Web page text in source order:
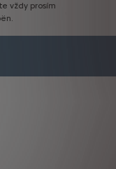
vždy prosím